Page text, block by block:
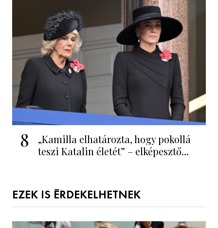
8
„Kamilla elhatározta, hogy pokollá
teszi Katalin életét” – elképesztő...
EZEK IS ÉRDEKELHETNEK